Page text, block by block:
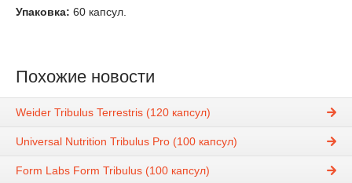
Упаковка: 60 капсул.
Похожие новости
Weider Tribulus Terrestris (120 капсул)
Universal Nutrition Tribulus Pro (100 капсул)
Form Labs Form Tribulus (100 капсул)